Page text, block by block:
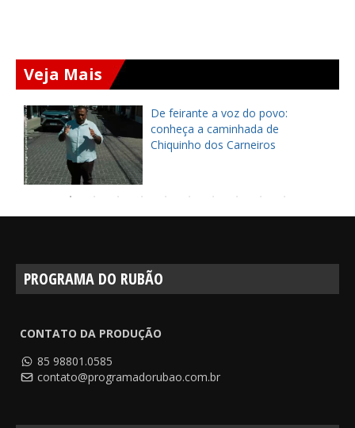
Veja Mais
De feirante a voz do povo:
conheça a caminhada de
Chiquinho dos Carneiros
PROGRAMA DO RUBÃO
CONTATO DA PRODUÇÃO
85 98801.0585
contato@programadorubao.com.br